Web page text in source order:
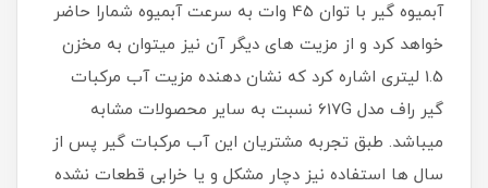
آبمیوه گیر با توان 45 وات به سرعت آبمیوه شمارا حاضر
خواهد کرد و از مزیت های دیگر آن نیز میتوان به مخزن
1.5 لیتری اشاره کرد که نشان دهنده مزیت آب مرکبات
گیر راف مدل 617G نسبت به سایر محصولات مشابه
میباشد. طبق تجربه مشتریان این آب مرکبات گیر پس از
سال ها استفاده نیز دچار مشکل و یا خرابی قطعات نشده